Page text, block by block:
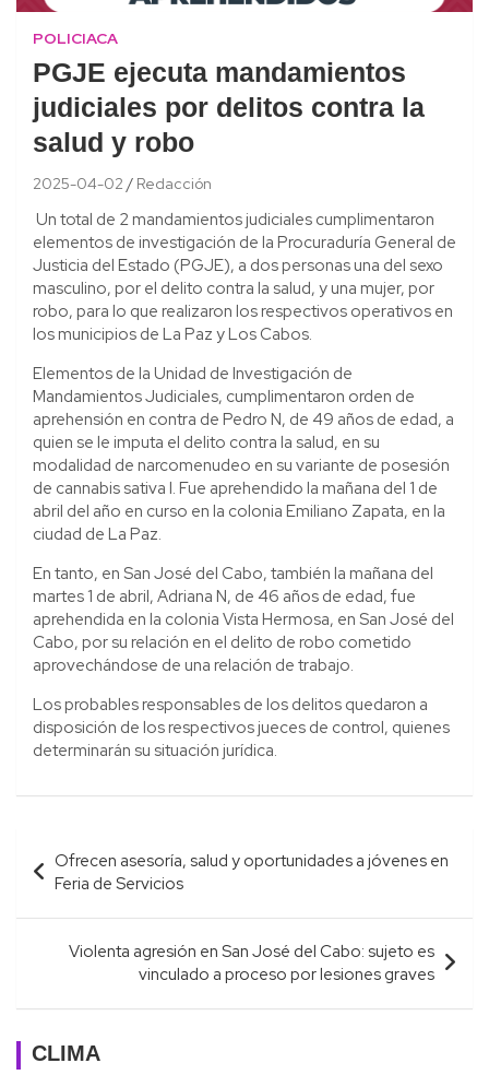
POLICIACA
PGJE ejecuta mandamientos
judiciales por delitos contra la
salud y robo
2025-04-02 Redacción
Un total de 2 mandamientos judiciales cumplimentaron
elementos de investigación de la Procuraduría General de
Justicia del Estado (PGJE), a dos personas una del sexo
masculino, por el delito contra la salud, y una mujer, por
robo, para lo que realizaron los respectivos operativos en
los municipios de La Paz y Los Cabos.
Elementos de la Unidad de Investigación de
Mandamientos Judiciales, cumplimentaron orden de
aprehensión en contra de Pedro N, de 49 años de edad, a
quien se le imputa el delito contra la salud, en su
modalidad de narcomenudeo en su variante de posesión
de cannabis sativa l. Fue aprehendido la mañana del 1 de
abril del año en curso en la colonia Emiliano Zapata, en la
ciudad de La Paz.
En tanto, en San José del Cabo, también la mañana del
martes 1 de abril, Adriana N, de 46 años de edad, fue
aprehendida en la colonia Vista Hermosa, en San José del
Cabo, por su relación en el delito de robo cometido
aprovechándose de una relación de trabajo.
Los probables responsables de los delitos quedaron a
disposición de los respectivos jueces de control, quienes
determinarán su situación jurídica.
Navegación
de
entradas
Ofrecen asesoría, salud y oportunidades a jóvenes en
Feria de Servicios
Violenta agresión en San José del Cabo: sujeto es
vinculado a proceso por lesiones graves
CLIMA